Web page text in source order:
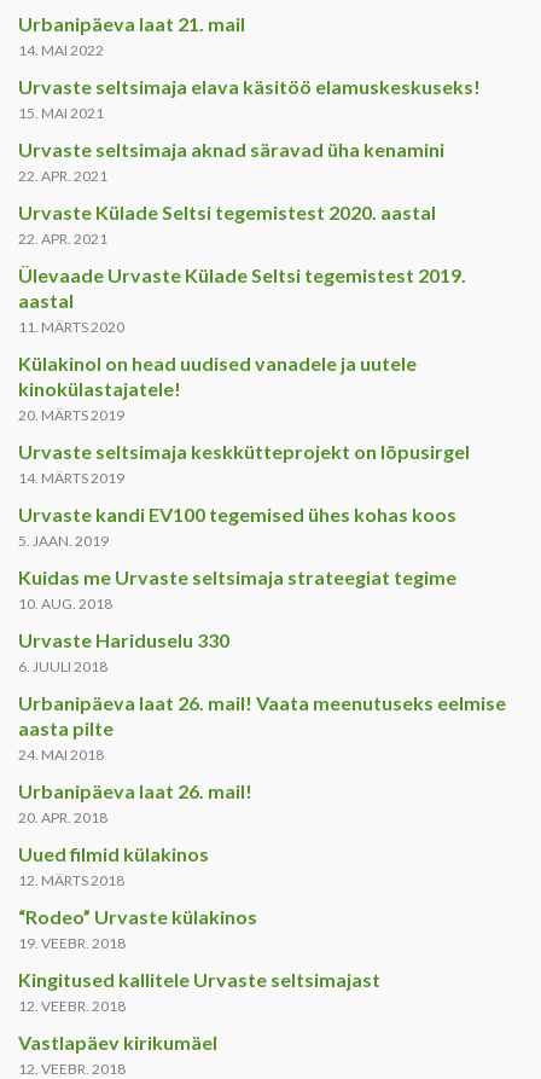
Urbanipäeva laat 21. mail
14. MAI 2022
Urvaste seltsimaja elava käsitöö elamuskeskuseks!
15. MAI 2021
Urvaste seltsimaja aknad säravad üha kenamini
22. APR. 2021
Urvaste Külade Seltsi tegemistest 2020. aastal
22. APR. 2021
Ülevaade Urvaste Külade Seltsi tegemistest 2019.
aastal
11. MÄRTS 2020
Külakinol on head uudised vanadele ja uutele
kinokülastajatele!
20. MÄRTS 2019
Urvaste seltsimaja keskkütteprojekt on lõpusirgel
14. MÄRTS 2019
Urvaste kandi EV100 tegemised ühes kohas koos
5. JAAN. 2019
Kuidas me Urvaste seltsimaja strateegiat tegime
10. AUG. 2018
Urvaste Hariduselu 330
6. JUULI 2018
Urbanipäeva laat 26. mail! Vaata meenutuseks eelmise
aasta pilte
24. MAI 2018
Urbanipäeva laat 26. mail!
20. APR. 2018
Uued filmid külakinos
12. MÄRTS 2018
“Rodeo” Urvaste külakinos
19. VEEBR. 2018
Kingitused kallitele Urvaste seltsimajast
12. VEEBR. 2018
Vastlapäev kirikumäel
12. VEEBR. 2018